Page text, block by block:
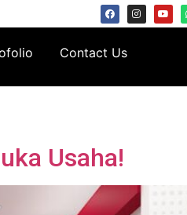
Contact Us
Usaha!